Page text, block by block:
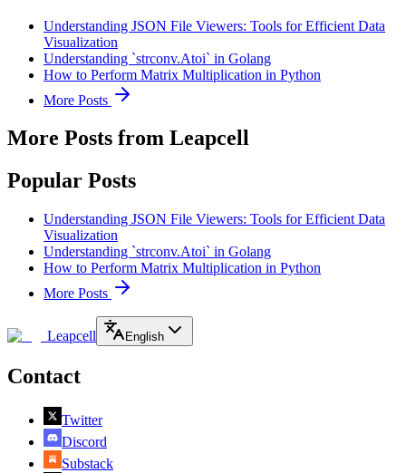
Understanding JSON File Viewers: Tools for Efficient Data
Visualization
Understanding `strconv.Atoi` in Golang
How to Perform Matrix Multiplication in Python
More Posts
More Posts from Leapcell
Popular Posts
Understanding JSON File Viewers: Tools for Efficient Data
Visualization
Understanding `strconv.Atoi` in Golang
How to Perform Matrix Multiplication in Python
More Posts
Leapcell English
Contact
Twitter
Discord
Substack